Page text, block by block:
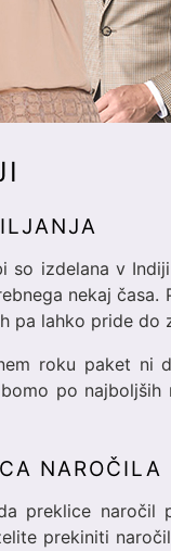
so izdelana v
nekaj časa.
pa lahko pride do
roku paket ni
po
NAROČILA
preklice
prekiniti